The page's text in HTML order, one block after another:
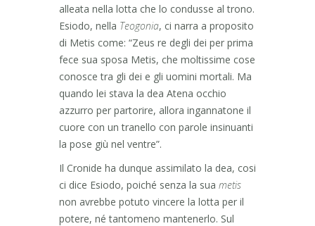
alleata nella lotta che lo condusse al trono.
Esiodo, nella Teogonia, ci narra a proposito
di Metis come: “Zeus re degli dei per prima
fece sua sposa Metis, che moltissime cose
conosce tra gli dei e gli uomini mortali. Ma
quando lei stava la dea Atena occhio
azzurro per partorire, allora ingannatone il
cuore con un tranello con parole insinuanti
la pose giù nel ventre”.
Il Cronide ha dunque assimilato la dea, cosi
ci dice Esiodo, poiché senza la sua metis
non avrebbe potuto vincere la lotta per il
potere, né tantomeno mantenerlo. Sul